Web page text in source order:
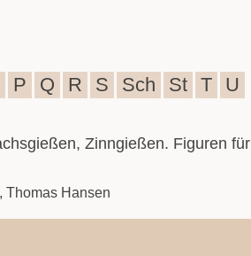
P Q R S Sch St T
U
Zinngießen. Figuren für
Thomas Hansen